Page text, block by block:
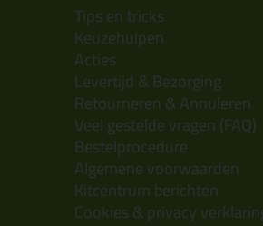
Tips en tricks
Keuzehulpen
Acties
Levertijd & Bezorging
Retourneren & Annuleren
Veel gestelde vragen (FAQ)
Bestelprocedure
Algemene voorwaarden
Kitcentrum berichten
Cookies & privacy